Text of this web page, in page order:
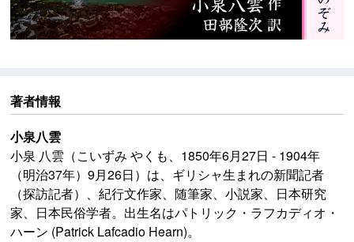
著者情報
小泉八雲
小泉 八雲（こいずみ やくも、1850年6月27日 - 1904年
（明治37年）9月26日）は、ギリシャ生まれの新聞記者
（探訪記者）、紀行文作家、随筆家、小説家、日本研究
家、日本民俗学者。出生名はパトリック・ラフカディオ・
ハーン (Patrick Lafcadio Hearn)。